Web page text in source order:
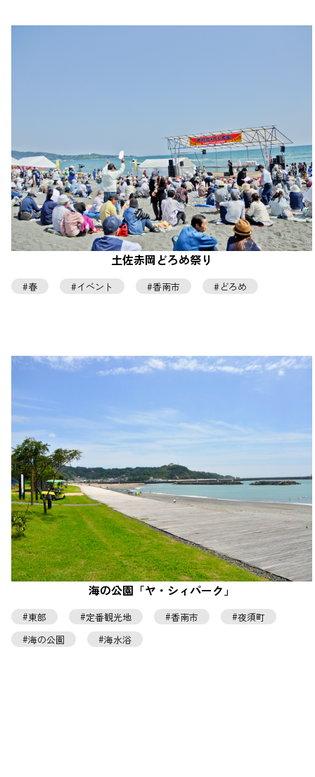
土佐赤岡どろめ祭り
春 イベント 香南市 どろめ
海の公園「ヤ・シィパーク」
東部 定番観光地 香南市
夜須町
海の公園
海水浴